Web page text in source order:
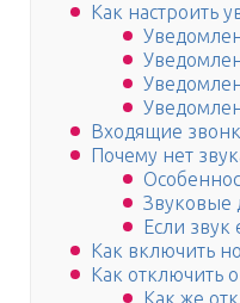
Как настроить
Входящие
Почему нет
Звуковые
Если звук
Как включить
Как отключить
Как же